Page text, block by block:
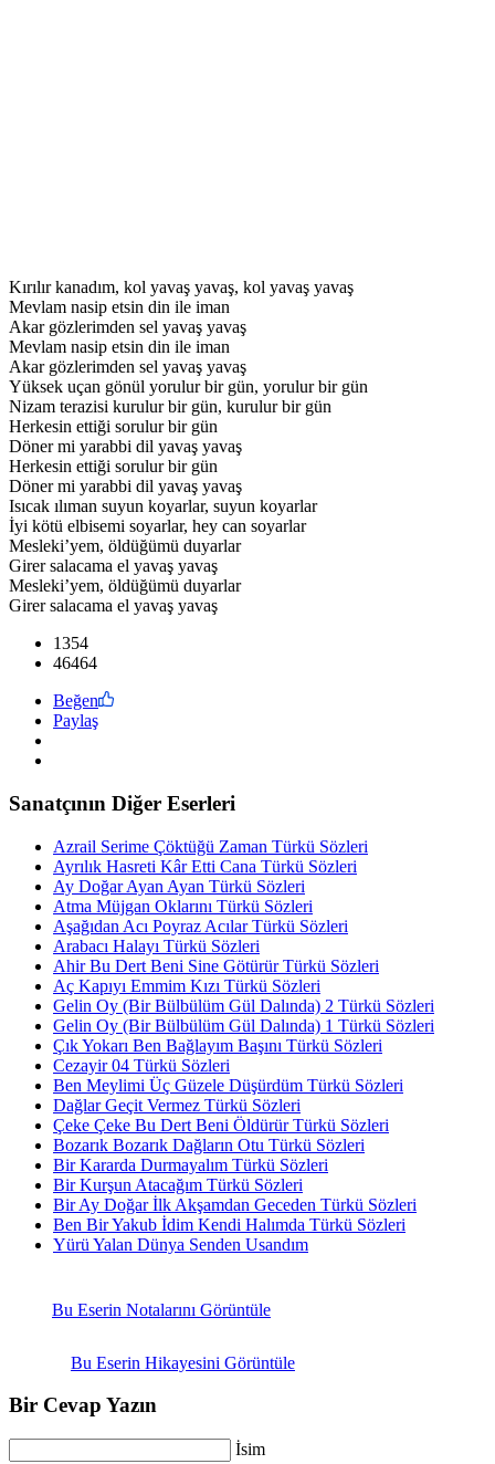
Kırılır kanadım, kol yavaş yavaş, kol yavaş yavaş
Mevlam nasip etsin din ile iman
Akar gözlerimden sel yavaş yavaş
Mevlam nasip etsin din ile iman
Akar gözlerimden sel yavaş yavaş
Yüksek uçan gönül yorulur bir gün, yorulur bir gün
Nizam terazisi kurulur bir gün, kurulur bir gün
Herkesin ettiği sorulur bir gün
Döner mi yarabbi dil yavaş yavaş
Herkesin ettiği sorulur bir gün
Döner mi yarabbi dil yavaş yavaş
Isıcak ılıman suyun koyarlar, suyun koyarlar
İyi kötü elbisemi soyarlar, hey can soyarlar
Mesleki’yem, öldüğümü duyarlar
Girer salacama el yavaş yavaş
Mesleki’yem, öldüğümü duyarlar
Girer salacama el yavaş yavaş
1354
46464
Beğen
Paylaş
Sanatçının Diğer Eserleri
Azrail Serime Çöktüğü Zaman Türkü Sözleri
Ayrılık Hasreti Kâr Etti Cana Türkü Sözleri
Ay Doğar Ayan Ayan Türkü Sözleri
Atma Müjgan Oklarını Türkü Sözleri
Aşağıdan Acı Poyraz Acılar Türkü Sözleri
Arabacı Halayı Türkü Sözleri
Ahir Bu Dert Beni Sine Götürür Türkü Sözleri
Aç Kapıyı Emmim Kızı Türkü Sözleri
Gelin Oy (Bir Bülbülüm Gül Dalında) 2 Türkü Sözleri
Gelin Oy (Bir Bülbülüm Gül Dalında) 1 Türkü Sözleri
Çık Yokarı Ben Bağlayım Başını Türkü Sözleri
Cezayir 04 Türkü Sözleri
Ben Meylimi Üç Güzele Düşürdüm Türkü Sözleri
Dağlar Geçit Vermez Türkü Sözleri
Çeke Çeke Bu Dert Beni Öldürür Türkü Sözleri
Bozarık Bozarık Dağların Otu Türkü Sözleri
Bir Kararda Durmayalım Türkü Sözleri
Bir Kurşun Atacağım Türkü Sözleri
Bir Ay Doğar İlk Akşamdan Geceden Türkü Sözleri
Ben Bir Yakub İdim Kendi Halımda Türkü Sözleri
Yürü Yalan Dünya Senden Usandım
Bu Eserin Notalarını Görüntüle
Bu Eserin Hikayesini Görüntüle
Bir Cevap Yazın
İsim